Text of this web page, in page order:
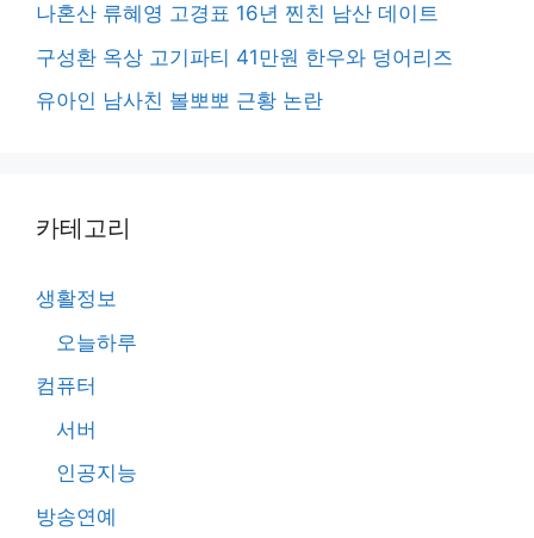
나혼산 류혜영 고경표 16년 찐친 남산 데이트
구성환 옥상 고기파티 41만원 한우와 덩어리즈
유아인 남사친 볼뽀뽀 근황 논란
카테고리
생활정보
오늘하루
컴퓨터
서버
인공지능
방송연예